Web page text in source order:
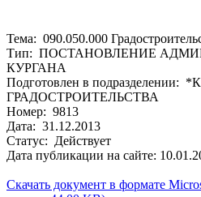
Тема: 090.050.000
Тип: ПОСТАНОВЛЕНИЕ
КУРГАНА
Подготовлен в подразделении:
ГРАДОСТРОИТЕЛЬСТВА
Номер: 9813
Дата: 31.12.2013
Статус: Действует
Дата публикации на сайте:
Скачать документ в формате